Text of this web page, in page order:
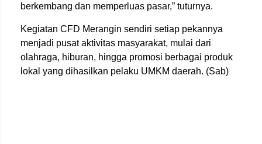
berkembang dan memperluas pasar,” tuturnya.
Kegiatan CFD Merangin sendiri setiap pekannya
menjadi pusat aktivitas masyarakat, mulai dari
olahraga, hiburan, hingga promosi berbagai produk
lokal yang dihasilkan pelaku UMKM daerah. (Sab)